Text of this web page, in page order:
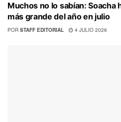
Muchos no lo sabían: Soacha
más grande del año en julio
POR STAFF EDITORIAL 4 JULIO 2026